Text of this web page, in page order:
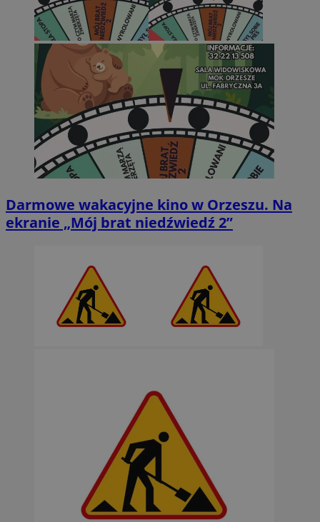
Darmowe wakacyjne kino w Orzeszu. Na
ekranie „Mój brat niedźwiedź 2”